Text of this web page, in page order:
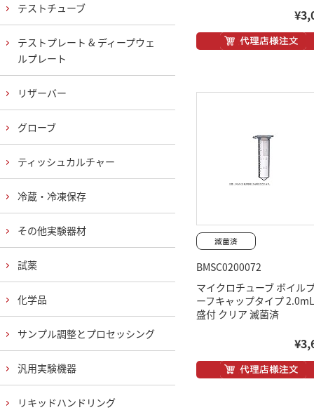
BMSC0200072
マイクロチューブ ボイル
ーフキャップタイプ
盛付 クリア 滅菌済
テストチューブ
テストプレート & ディープウェ
ルプレート
リザーバー
グローブ
ティッシュカルチャー
冷蔵・冷凍保存
その他実験器材
試薬
化学品
サンプル調整とプロセッシング
汎用実験機器
リキッドハンドリング